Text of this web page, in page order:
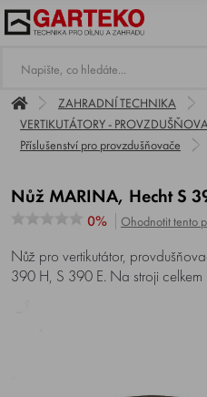
ZAHRADNÍ TECHNIKA
VERTIKUTÁTORY -
Příslušenství pro provzdušňovače
Nůž MARINA, Hecht S
0% Ohodnotit tento
Nůž pro vertikutátor,
390 H, S 390 E. Na stroji celkem